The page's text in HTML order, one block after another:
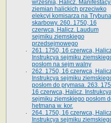
września, Halicz.
ziemian halickich przeciwko
elekcyi komisarza na
skarbowy. 260. 1750, 16
czerwca, Halicz. Laudum
sejmiku ziemskiego
przedsejmowego
261. 1750, 16 czerwca,
Instrukcya sejmiku
posłom na sejm walny
262. 1750, 16 czerwca,
Instrukcya sejmiku
posłom do prymasa. 263.
16 czerwca, Halicz.
sejmiku ziemskiego posłom
hetmana w. kor.
264. 1750, 16 czerwca,
Instrukcya sejmiku